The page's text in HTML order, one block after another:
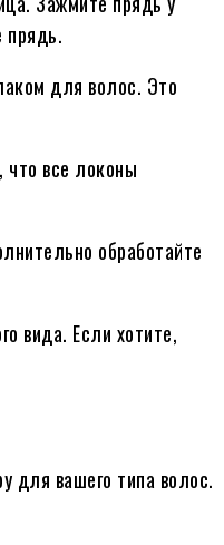
прядь.
для волос. Это
что все локоны
обработайте
вида. Если хотите,
для вашего типа волос.